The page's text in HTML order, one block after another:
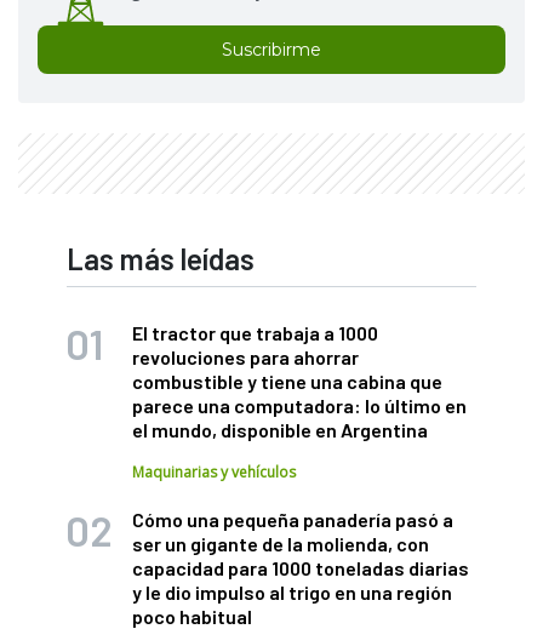
Suscribirme
Las más leídas
El tractor que trabaja a 1000
revoluciones para ahorrar
combustible y tiene una cabina que
parece una computadora: lo último en
el mundo, disponible en Argentina
Maquinarias y vehículos
Cómo una pequeña panadería pasó a
ser un gigante de la molienda, con
capacidad para 1000 toneladas diarias
y le dio impulso al trigo en una región
poco habitual